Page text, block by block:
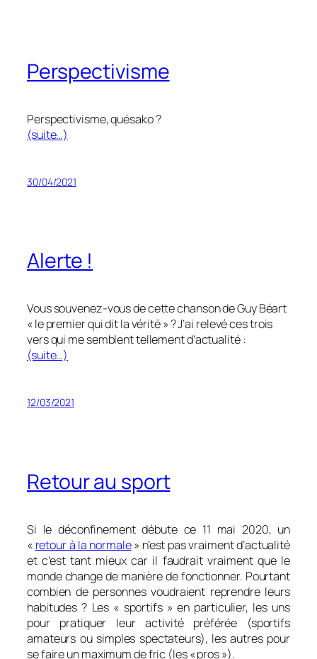
Perspectivisme
Perspectivisme, quésako ?
(suite…)
30/04/2021
Alerte !
Vous souvenez-vous de cette chanson de Guy Béart
« le premier qui dit la vérité » ? J’ai relevé ces trois
vers qui me semblent tellement d’actualité :
(suite…)
12/03/2021
Retour au sport
Si le déconfinement débute ce 11 mai 2020, un
« retour à la normale» n’est pas vraiment d’actualité
et c’est tant mieux car il faudrait vraiment que le
monde change de manière de fonctionner. Pourtant
combien de personnes voudraient reprendre leurs
habitudes ? Les « sportifs » en particulier, les uns
pour pratiquer leur activité préférée (sportifs
amateurs ou simples spectateurs), les autres pour
se faire un maximum de fric (les « pros »).